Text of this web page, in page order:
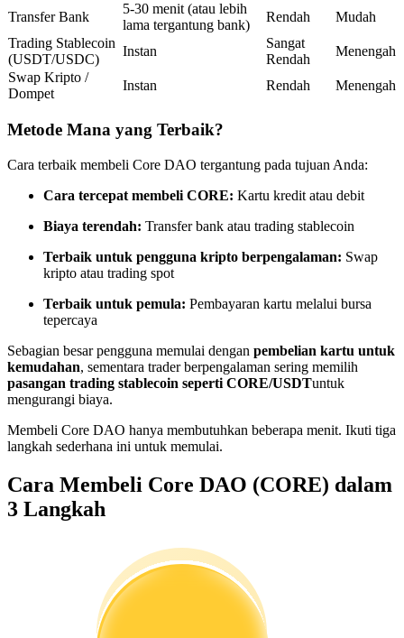
Bergabunglah dengan pedagang top
Menjadi Pedagang Salinan
Nikmati pembagian keuntungan dan komisi copy trading
Informasi
Transfer Bank
5-30 menit (atau lebih
lama tergantung bank)
Rendah
Mudah
Trading Stablecoin
(USDT/USDC)
Instan
Sangat
Rendah
Menengah
Swap Kripto /
Dompet
Instan Rendah Menengah
Metode Mana yang Terbaik?
Cara terbaik membeli Core DAO tergantung pada tujuan Anda:
Cara tercepat membeli CORE: Kartu kredit atau debit
Biaya terendah: Transfer bank atau trading stablecoin
Terbaik untuk pengguna kripto berpengalaman: Swap
kripto atau trading spot
Terbaik untuk pemula: Pembayaran kartu melalui bursa
tepercaya
Sebagian besar pengguna memulai dengan pembelian kartu untuk
kemudahan, sementara trader berpengalaman sering memilih
pasangan trading stablecoin seperti CORE/USDTuntuk
mengurangi biaya.
Membeli Core DAO hanya membutuhkan beberapa menit. Ikuti tiga
langkah sederhana ini untuk memulai.
Cara Membeli Core DAO (CORE) dalam
3 Langkah